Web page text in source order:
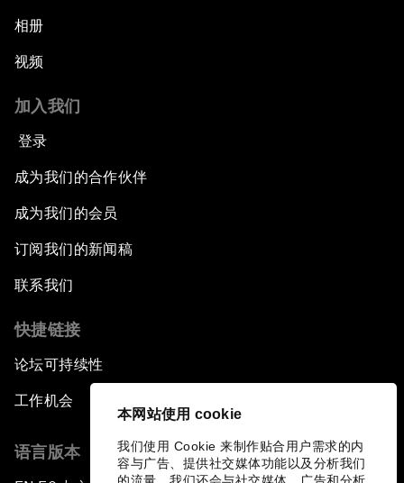
本网站使用 cookie
我们使用 Cookie 来制作贴合用户需求的内
容与广告、提供社交媒体功能以及分析我们
相册
视频
加入我们
登录
成为我们的合作伙伴
成为我们的会员
订阅我们的新闻稿
联系我们
快捷链接
论坛可持续性
工作机会
语言版本